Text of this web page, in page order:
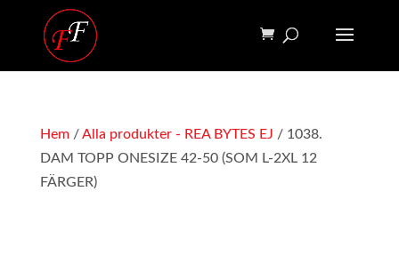
Hem/Alla produkter - REA BYTES EJ / 1038.
DAM TOPP ONESIZE 42-50 (SOM L-2XL 12
FÄRGER)